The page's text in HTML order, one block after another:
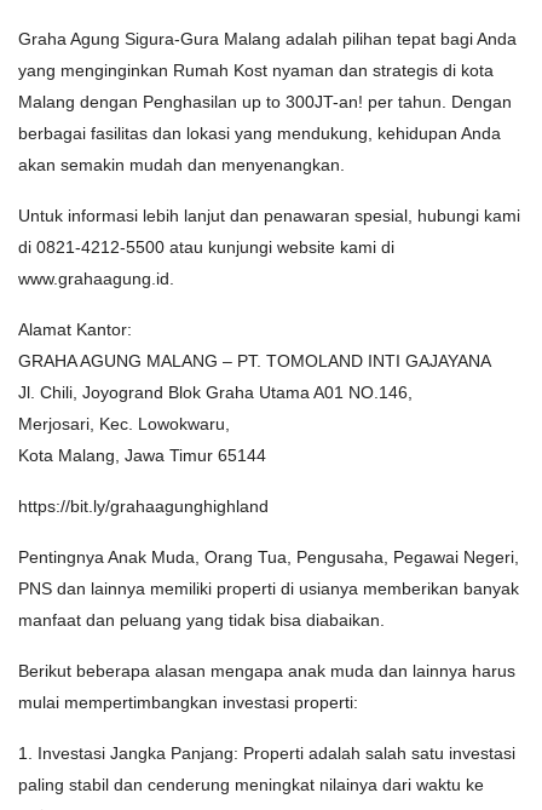
Graha Agung Sigura-Gura Malang adalah pilihan tepat bagi Anda
yang menginginkan Rumah Kost nyaman dan strategis di kota
Malang dengan Penghasilan up to 300JT-an! per tahun. Dengan
berbagai fasilitas dan lokasi yang mendukung, kehidupan Anda
akan semakin mudah dan menyenangkan.
Untuk informasi lebih lanjut dan penawaran spesial, hubungi kami
di 0821-4212-5500 atau kunjungi website kami di
www.grahaagung.id.
Alamat Kantor:
GRAHA AGUNG MALANG – PT. TOMOLAND INTI GAJAYANA
Jl. Chili, Joyogrand Blok Graha Utama A01 NO.146,
Merjosari, Kec. Lowokwaru,
Kota Malang, Jawa Timur 65144
https://bit.ly/grahaagunghighland
Pentingnya Anak Muda, Orang Tua, Pengusaha, Pegawai Negeri,
PNS dan lainnya memiliki properti di usianya memberikan banyak
manfaat dan peluang yang tidak bisa diabaikan.
Berikut beberapa alasan mengapa anak muda dan lainnya harus
mulai mempertimbangkan investasi properti:
1. Investasi Jangka Panjang: Properti adalah salah satu investasi
paling stabil dan cenderung meningkat nilainya dari waktu ke